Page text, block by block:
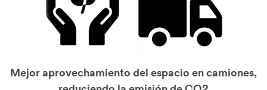
Mejor aprovechamiento del espacio en camiones,